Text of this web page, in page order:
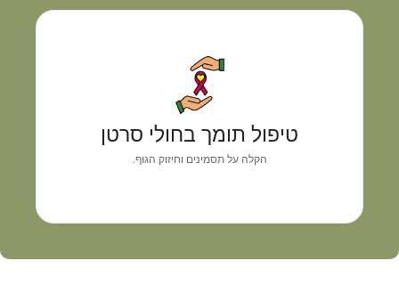
טיפול תומך בחולי סרטן
הקלה על תסמינים וחיזוק הגוף.
טיפול תומך בחולי סרטן
גישה רפואית אישית המשלבת אבחון מדויק, איזון
תסמינים וליווי מקצועי